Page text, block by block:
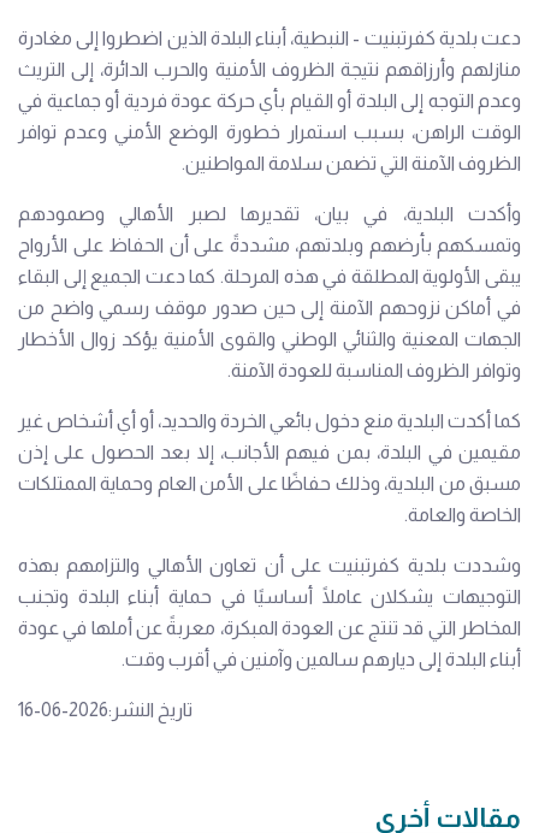
دعت بلدية كفرتبنيت - النبطية، أبناء البلدة الذين اضطروا إلى مغادرة
منازلهم وأرزاقهم نتيجة الظروف الأمنية والحرب الدائرة، إلى التريث
وعدم التوجه إلى البلدة أو القيام بأي حركة عودة فردية أو جماعية في
الوقت الراهن، بسبب استمرار خطورة الوضع الأمني وعدم توافر
الظروف الآمنة التي تضمن سلامة المواطنين.
وأكدت البلدية، في بيان، تقديرها لصبر الأهالي وصمودهم
وتمسكهم بأرضهم وبلدتهم، مشددةً على أن الحفاظ على الأرواح
يبقى الأولوية المطلقة في هذه المرحلة. كما دعت الجميع إلى البقاء
في أماكن نزوحهم الآمنة إلى حين صدور موقف رسمي واضح من
الجهات المعنية والثنائي الوطني والقوى الأمنية يؤكد زوال الأخطار
وتوافر الظروف المناسبة للعودة الآمنة.
كما أكدت البلدية منع دخول بائعي الخردة والحديد، أو أي أشخاص غير
مقيمين في البلدة، بمن فيهم الأجانب، إلا بعد الحصول على إذن
مسبق من البلدية، وذلك حفاظًا على الأمن العام وحماية الممتلكات
الخاصة والعامة.
وشددت بلدية كفرتبنيت على أن تعاون الأهالي والتزامهم بهذه
التوجيهات يشكلان عاملًا أساسيًا في حماية أبناء البلدة وتجنب
المخاطر التي قد تنتج عن العودة المبكرة، معربةً عن أملها في عودة
أبناء البلدة إلى ديارهم سالمين وآمنين في أقرب وقت.
تاريخ النشر:2026-06-16
مقالات أخرى